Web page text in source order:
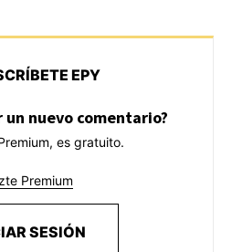
EPY
un nuevo comentario?
es gratuito.
Premium
SESIÓN